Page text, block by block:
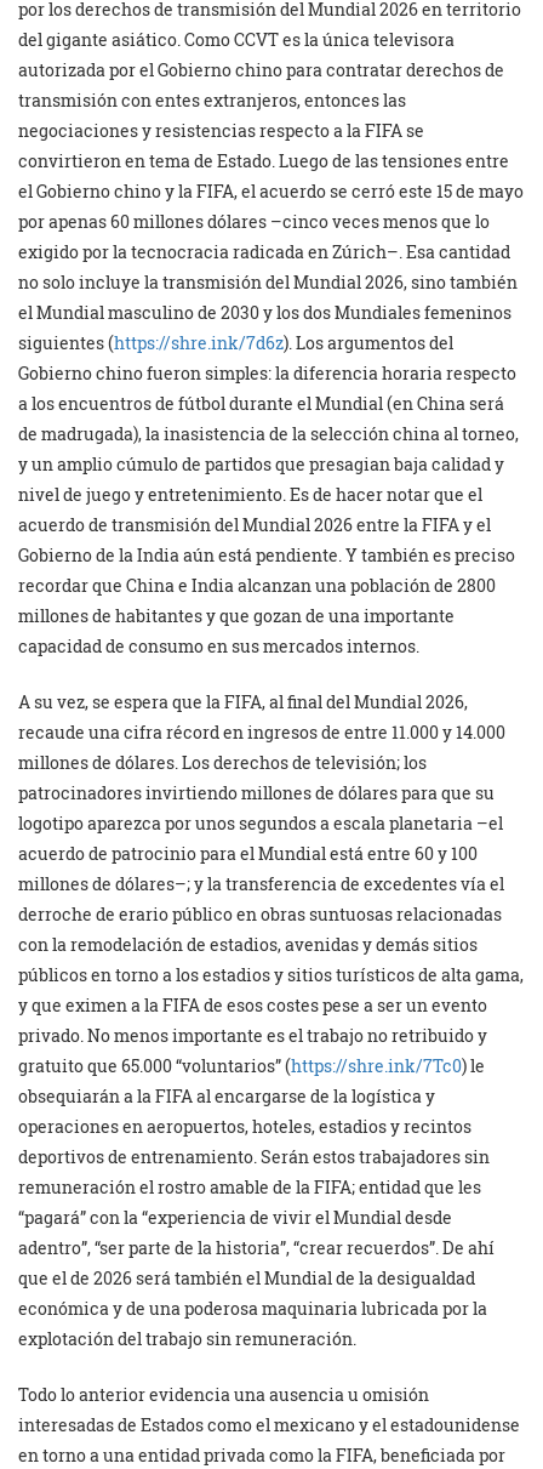
por los derechos de transmisión del Mundial 2026 en territorio
del gigante asiático. Como CCVT es la única televisora
autorizada por el Gobierno chino para contratar derechos de
transmisión con entes extranjeros, entonces las
negociaciones y resistencias respecto a la FIFA se
convirtieron en tema de Estado. Luego de las tensiones entre
el Gobierno chino y la FIFA, el acuerdo se cerró este 15 de mayo
por apenas 60 millones dólares –cinco veces menos que lo
exigido por la tecnocracia radicada en Zúrich–. Esa cantidad
no solo incluye la transmisión del Mundial 2026, sino también
el Mundial masculino de 2030 y los dos Mundiales femeninos
siguientes (https://shre.ink/7d6z). Los argumentos del
Gobierno chino fueron simples: la diferencia horaria respecto
a los encuentros de fútbol durante el Mundial (en China será
de madrugada), la inasistencia de la selección china al torneo,
y un amplio cúmulo de partidos que presagian baja calidad y
nivel de juego y entretenimiento. Es de hacer notar que el
acuerdo de transmisión del Mundial 2026 entre la FIFA y el
Gobierno de la India aún está pendiente. Y también es preciso
recordar que China e India alcanzan una población de 2800
millones de habitantes y que gozan de una importante
capacidad de consumo en sus mercados internos.
A su vez, se espera que la FIFA, al final del Mundial 2026,
recaude una cifra récord en ingresos de entre 11.000 y 14.000
millones de dólares. Los derechos de televisión; los
patrocinadores invirtiendo millones de dólares para que su
logotipo aparezca por unos segundos a escala planetaria –el
acuerdo de patrocinio para el Mundial está entre 60 y 100
millones de dólares–; y la transferencia de excedentes vía el
derroche de erario público en obras suntuosas relacionadas
con la remodelación de estadios, avenidas y demás sitios
públicos en torno a los estadios y sitios turísticos de alta gama,
y que eximen a la FIFA de esos costes pese a ser un evento
privado. No menos importante es el trabajo no retribuido y
gratuito que 65.000 “voluntarios” (https://shre.ink/7Tc0) le
obsequiarán a la FIFA al encargarse de la logística y
operaciones en aeropuertos, hoteles, estadios y recintos
deportivos de entrenamiento. Serán estos trabajadores sin
remuneración el rostro amable de la FIFA; entidad que les
“pagará” con la “experiencia de vivir el Mundial desde
adentro”, “ser parte de la historia”, “crear recuerdos”. De ahí
que el de 2026 será también el Mundial de la desigualdad
económica y de una poderosa maquinaria lubricada por la
explotación del trabajo sin remuneración.
Todo lo anterior evidencia una ausencia u omisión
interesadas de Estados como el mexicano y el estadounidense
en torno a una entidad privada como la FIFA, beneficiada por